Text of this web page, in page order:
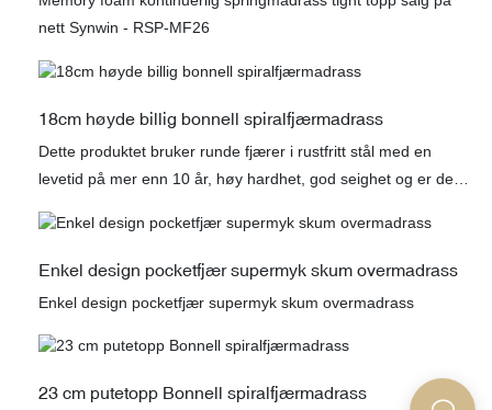
nett Synwin - RSP-MF26
18cm høyde billig bonnell spiralfjærmadrass
Dette produktet bruker runde fjærer i rustfritt stål med en
levetid på mer enn 10 år, høy hardhet, god seighet og er den
generelt er egnet for det søramerikanske markedet
Enkel design pocketfjær supermyk skum overmadrass
Enkel design pocketfjær supermyk skum overmadrass
23 cm putetopp Bonnell spiralfjærmadrass